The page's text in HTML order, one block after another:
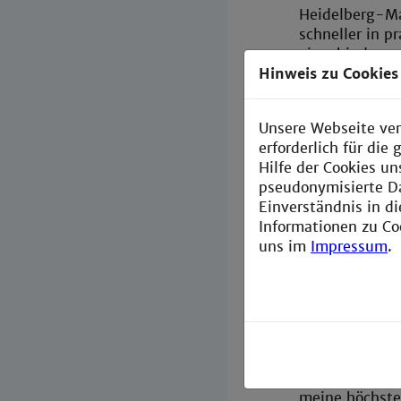
Heidelberg-
schneller in
einzubinden
„Mein
als einzige
angewandte
schaffen und
Er übernimmt
Leitung
gestärkt
„Ich freue
Altmann-
Wirtschaft
Hinweis zu Cookies
Unsere Webseite
erforderlich für die
Hilfe der Cookies
pseudonymisierte
Einverständnis in
Informationen zu
uns im Impressum.